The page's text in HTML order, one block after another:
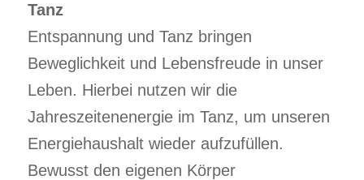
Tanz
Entspannung und Tanz bringen
Beweglichkeit und Lebensfreude in unser
Leben. Hierbei nutzen wir die
Jahreszeitenenergie im Tanz, um unseren
Energiehaushalt wieder aufzufüllen.
Bewusst den eigenen Körper